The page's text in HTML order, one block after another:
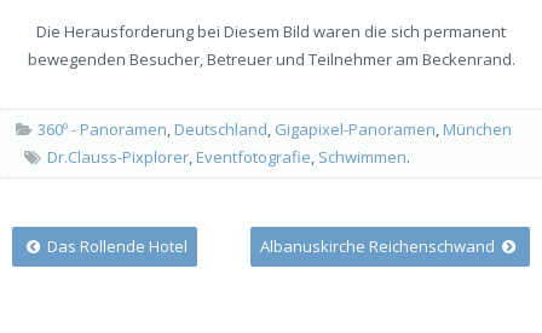
Die Herausforderung bei Diesem Bild waren die sich permanent
bewegenden Besucher, Betreuer und Teilnehmer am Beckenrand.
360º - Panoramen, Deutschland, Gigapixel-Panoramen, München
Dr.Clauss-Pixplorer, Eventfotografie, Schwimmen.
PostDas Rollende Hotel Albanuskirche Reichenschwand